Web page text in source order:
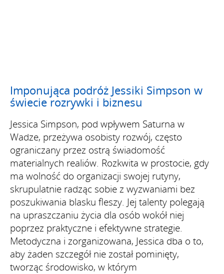
Imponująca podróż Jessiki Simpson w
świecie rozrywki i biznesu
Jessica Simpson, pod wpływem Saturna w
Wadze, przeżywa osobisty rozwój, często
ograniczany przez ostrą świadomość
materialnych realiów. Rozkwita w prostocie, gdy
ma wolność do organizacji swojej rutyny,
skrupulatnie radząc sobie z wyzwaniami bez
poszukiwania blasku fleszy. Jej talenty polegają
na upraszczaniu życia dla osób wokół niej
poprzez praktyczne i efektywne strategie.
Metodyczna i zorganizowana, Jessica dba o to,
aby żaden szczegół nie został pominięty,
tworząc środowisko, w którym